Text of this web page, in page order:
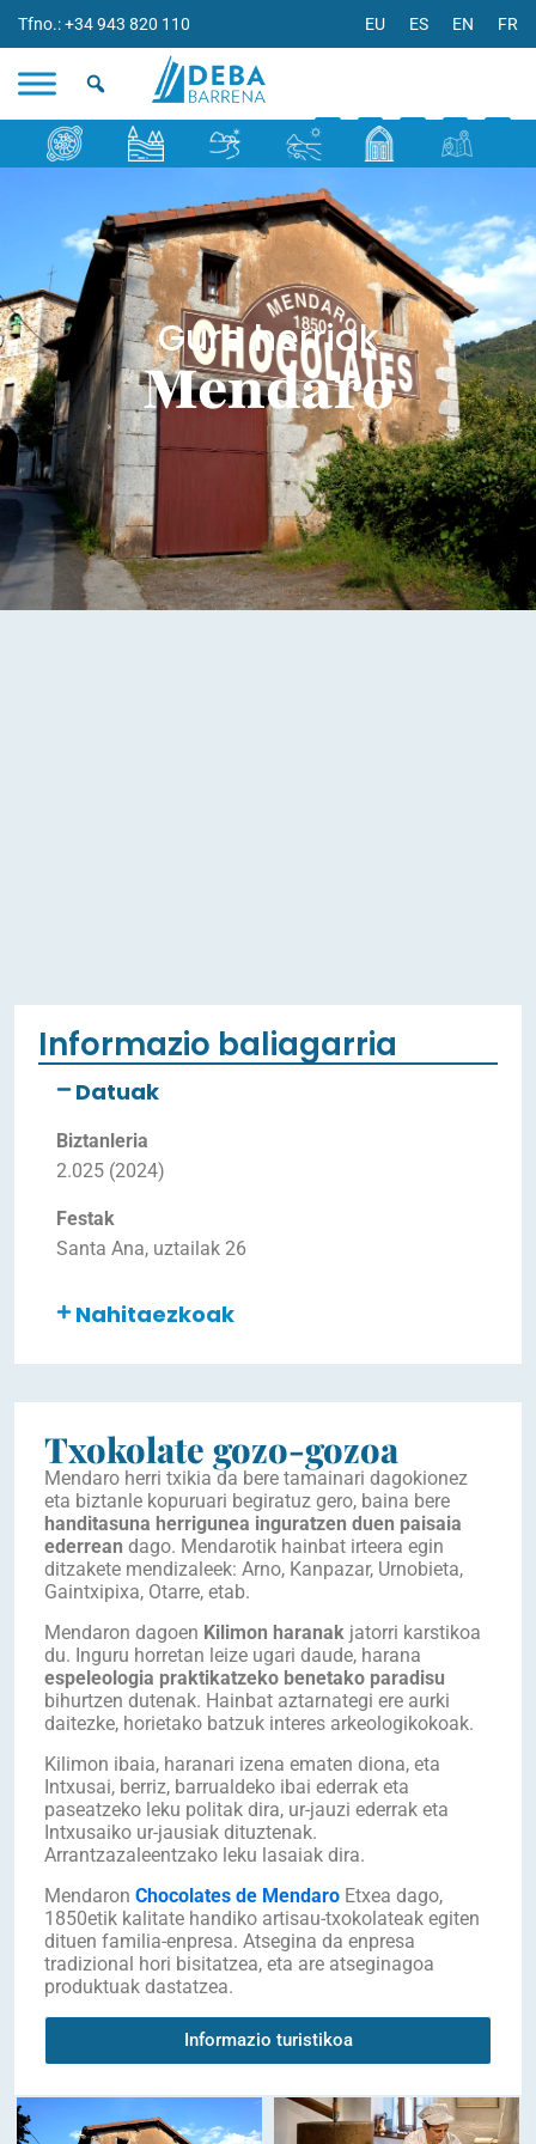
Tfno.: +34 943 820 110 EU ES EN FR
Gure herriak
Mendaro
Informazio baliagarria
Datuak
Biztanleria
2.025 (2024)
Festak
Santa Ana, uztailak 26
Nahitaezkoak
Txokolate gozo-gozoa
Mendaro herri txikia da bere tamainari dagokionez
eta biztanle kopuruari begiratuz gero, baina bere
handitasuna herrigunea inguratzen duen paisaia
ederrean dago. Mendarotik hainbat irteera egin
ditzakete mendizaleek: Arno, Kanpazar, Urnobieta,
Gaintxipixa, Otarre, etab.
Mendaron dagoen Kilimon haranak jatorri karstikoa
du. Inguru horretan leize ugari daude, harana
espeleologia praktikatzeko benetako paradisu
bihurtzen dutenak. Hainbat aztarnategi ere aurki
daitezke, horietako batzuk interes arkeologikokoak.
Kilimon ibaia, haranari izena ematen diona, eta
Intxusai, berriz, barrualdeko ibai ederrak eta
paseatzeko leku politak dira, ur-jauzi ederrak eta
Intxusaiko ur-jausiak dituztenak.
Arrantzazaleentzako leku lasaiak dira.
Mendaron Chocolates de Mendaro Etxea dago,
1850etik kalitate handiko artisau-txokolateak egiten
dituen familia-enpresa. Atsegina da enpresa
tradizional hori bisitatzea, eta are atseginagoa
produktuak dastatzea.
Informazio turistikoa